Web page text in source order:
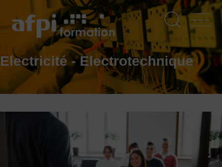
contenu
Electricité - Electrotechnique